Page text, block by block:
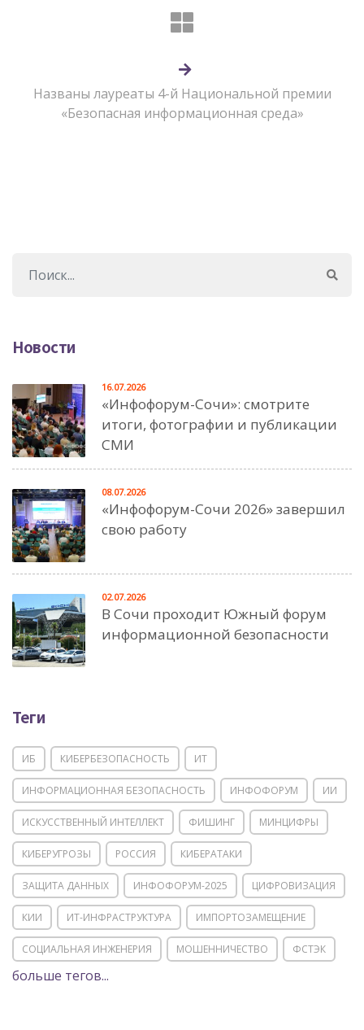
Названы лауреаты 4-й Национальной премии
«Безопасная информационная среда»
Новости
«Инфофорум-Сочи»: смотрите
итоги, фотографии и публикации
СМИ
16.07.2026
«Инфофорум-Сочи 2026» завершил
свою работу
08.07.2026
В Сочи проходит Южный форум
информационной безопасности
02.07.2026
Теги
ИБ КИБЕРБЕЗОПАСНОСТЬ ИТ
ИНФОРМАЦИОННАЯ БЕЗОПАСНОСТЬ ИНФОФОРУМ ИИ
ИСКУССТВЕННЫЙ ИНТЕЛЛЕКТ ФИШИНГ МИНЦИФРЫ
КИБЕРУГРОЗЫ РОССИЯ КИБЕРАТАКИ
ЗАЩИТА ДАННЫХ ИНФОФОРУМ-2025 ЦИФРОВИЗАЦИЯ
КИИ ИТ-ИНФРАСТРУКТУРА ИМПОРТОЗАМЕЩЕНИЕ
СОЦИАЛЬНАЯ ИНЖЕНЕРИЯ МОШЕННИЧЕСТВО ФСТЭК
POSITIVE TECHNOLOGIES
больше тегов...